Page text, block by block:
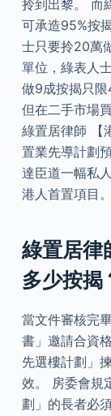
拎到出黎。 而
可承造95%按
士只要拎20萬
單位，綠表人
做9成按揭只
但在二手市場
綠置居律師 【
置業先導計劃
達臣道一幅私
港人首置項目。
綠置居律
多少按揭
當文件審核完
書」邀請合資
先選樓計劃」
效。 房委會規
劃」的長者必